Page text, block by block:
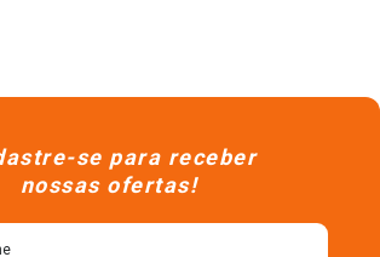
se para receber
nossas ofertas!